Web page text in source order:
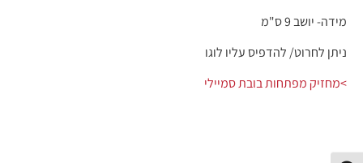
מידה- יושב 9 ס"מ
ניתן לחרוט/ להדפיס עליו לוגו
>מחזיק מפתחות בובת סמיילי